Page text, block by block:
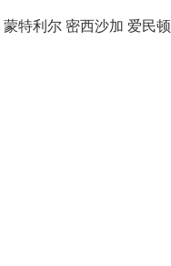
蒙特利尔 密西沙加 爱民顿